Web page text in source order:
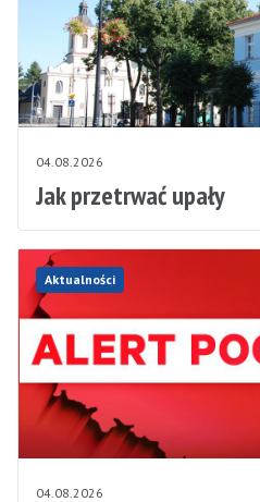
04.08.2026
Jak przetrwać upały
Aktualności
04.08.2026